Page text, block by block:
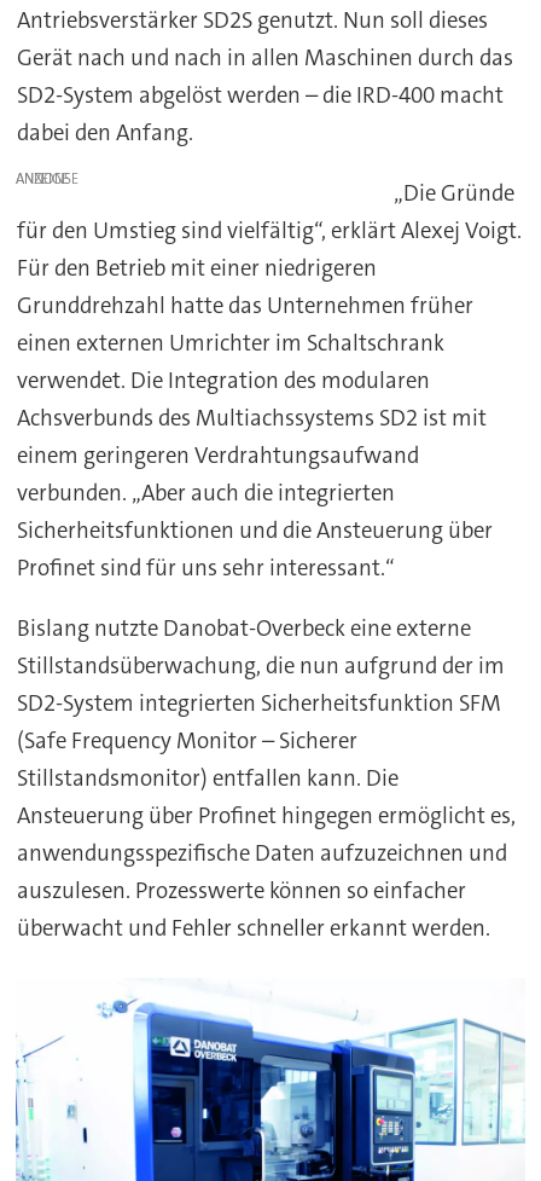
Antriebsverstärker SD2S genutzt. Nun soll dieses
Gerät nach und nach in allen Maschinen durch das
SD2-System abgelöst werden – die IRD-400 macht
dabei den Anfang.
ANZEIGE
„Die Gründe
für den Umstieg sind vielfältig“, erklärt Alexej Voigt.
Für den Betrieb mit einer niedrigeren
Grunddrehzahl hatte das Unternehmen früher
einen externen Umrichter im Schaltschrank
verwendet. Die Integration des modularen
Achsverbunds des Multiachssystems SD2 ist mit
einem geringeren Verdrahtungsaufwand
verbunden. „Aber auch die integrierten
Sicherheitsfunktionen und die Ansteuerung über
Profinet sind für uns sehr interessant.“
Bislang nutzte Danobat-Overbeck eine externe
Stillstandsüberwachung, die nun aufgrund der im
SD2-System integrierten Sicherheitsfunktion SFM
(Safe Frequency Monitor – Sicherer
Stillstandsmonitor) entfallen kann. Die
Ansteuerung über Profinet hingegen ermöglicht es,
anwendungsspezifische Daten aufzuzeichnen und
auszulesen. Prozesswerte können so einfacher
überwacht und Fehler schneller erkannt werden.